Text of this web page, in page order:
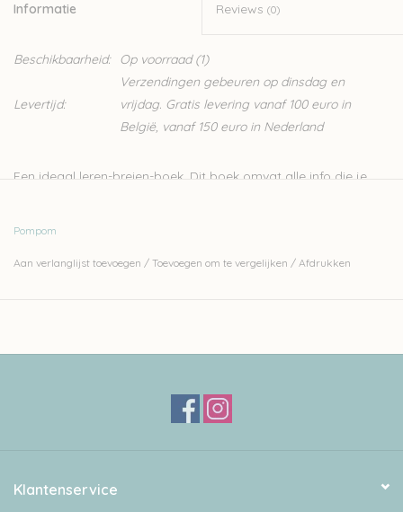
Informatie Reviews (0)
Beschikbaarheid: Op voorraad(1)
Levertijd:
Verzendingen gebeuren op dinsdag en
vrijdag. Gratis levering vanaf 100 euro in
België, vanaf 150 euro in Nederland
Een ideaal leren-breien-boek. Dit boek omvat alle info die je
Pompom
Aan verlanglijst toevoegen / Toevoegen om te vergelijken / Afdrukken
Klantenservice